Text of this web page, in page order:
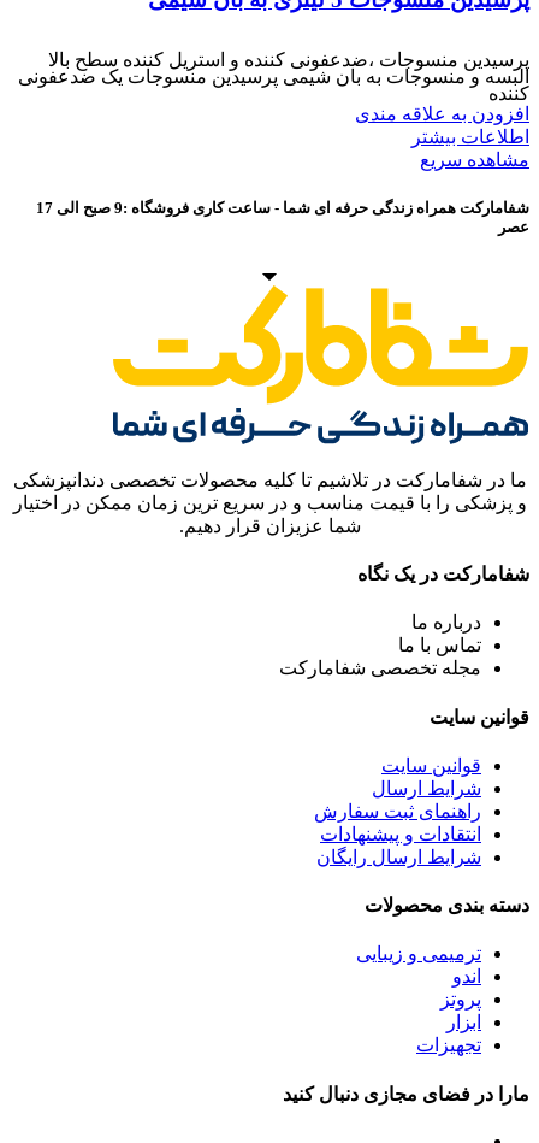
پرسیدین منسوجات ،ضدعفونی کننده و استریل کننده سطح بالا
البسه و منسوجات به بان شیمی پرسیدین منسوجات یک ضدعفونی
کننده
افزودن به علاقه مندی
اطلاعات بیشتر
مشاهده سریع
شفامارکت همراه زندگی حرفه ای شما - ساعت کاری فروشگاه :9 صبح الی 17
عصر
ما در شفامارکت در تلاشیم تا کلیه محصولات تخصصی دندانپزشکی
و پزشکی را با قیمت مناسب و در سریع ترین زمان ممکن در اختیار
شما عزیزان قرار دهیم.
شفامارکت در یک نگاه
درباره ما
تماس با ما
مجله تخصصی شفامارکت
قوانین سایت
قوانین سایت
شرایط ارسال
راهنمای ثبت سفارش
انتقادات و پیشنهادات
شرایط ارسال رایگان
دسته بندی محصولات
ترمیمی و زیبایی
اندو
پروتز
ابزار
تجهیزات
مارا در فضای مجازی دنبال کنید